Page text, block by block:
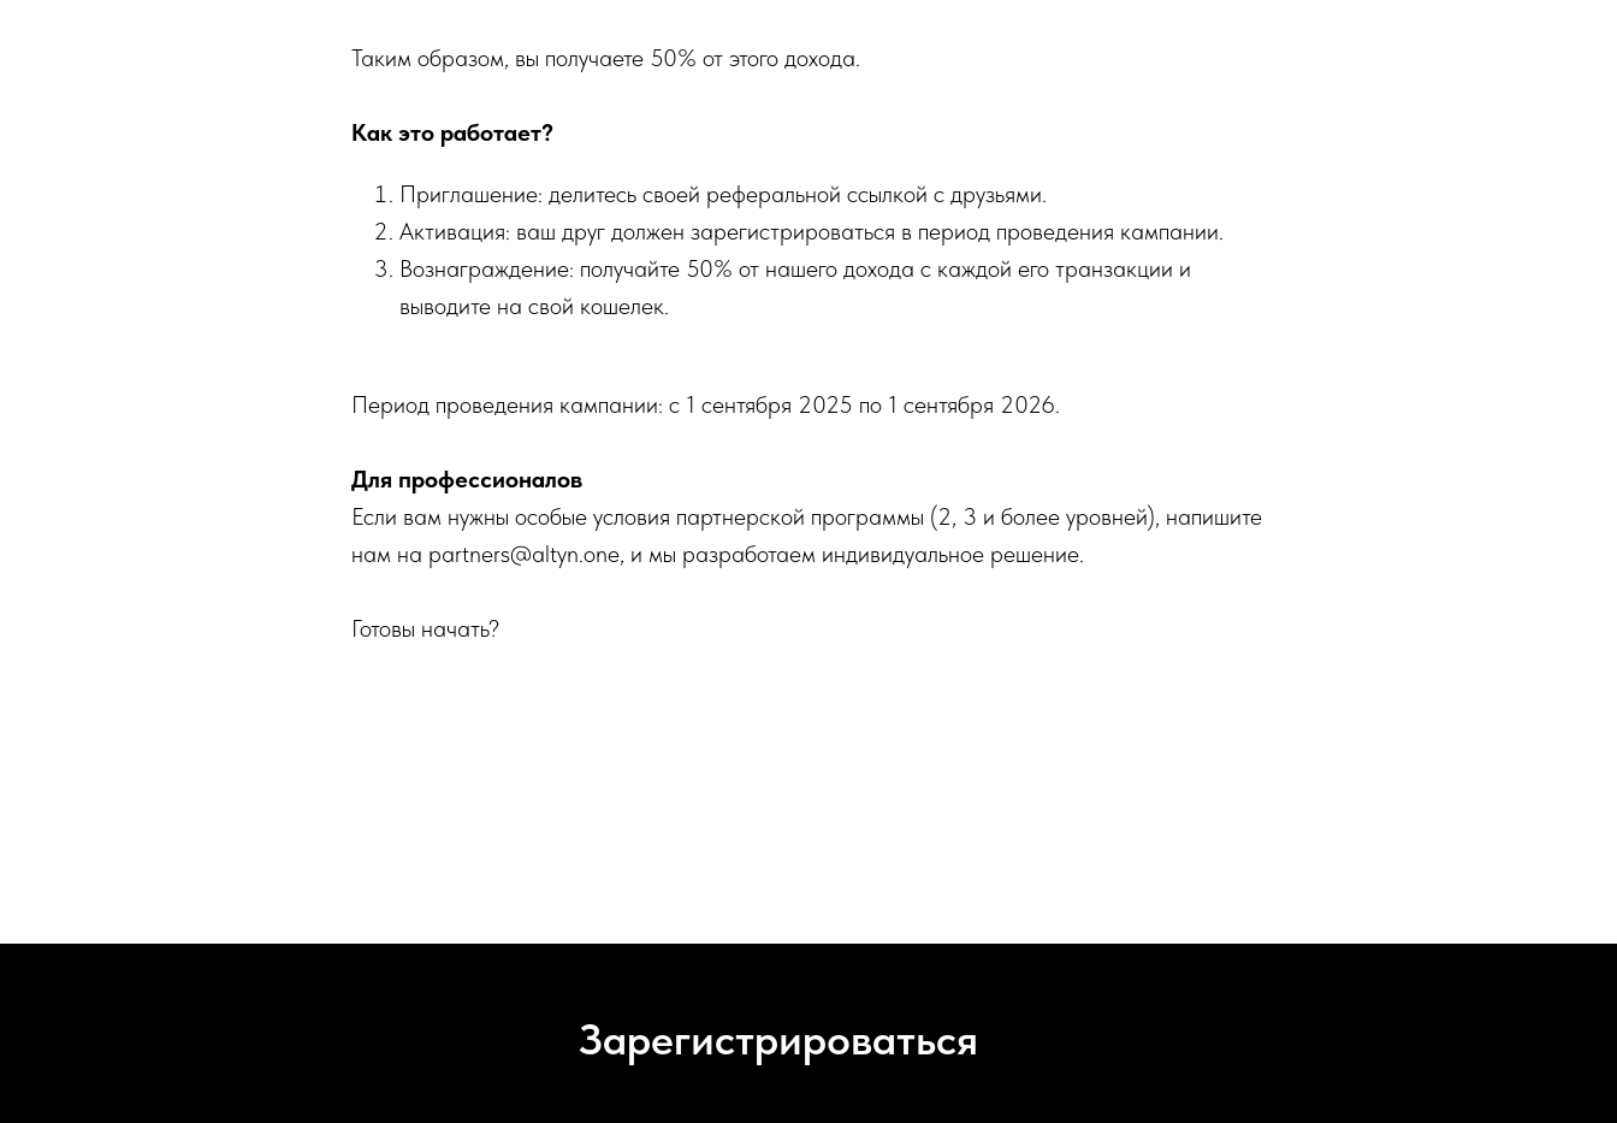
Таким образом, вы получаете 50% от этого дохода.
Как это работает?
Приглашение: делитесь своей реферальной ссылкой с друзьями.
Активация: ваш друг должен зарегистрироваться в период проведения кампании.
Вознаграждение: получайте 50% от нашего дохода с каждой его транзакции и
выводите на свой кошелек.
Период проведения кампании: с 1 сентября 2025 по 1 сентября 2026.
Для профессионалов
Если вам нужны особые условия партнерской программы (2, 3 и более уровней), напишите
нам на partners@altyn.onе, и мы разработаем индивидуальное решение.
Готовы начать?
Зарегистрироваться